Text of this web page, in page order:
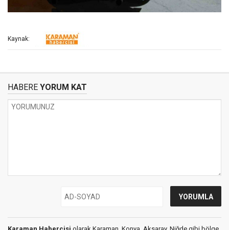
Kaynak:
HABERE YORUM KAT